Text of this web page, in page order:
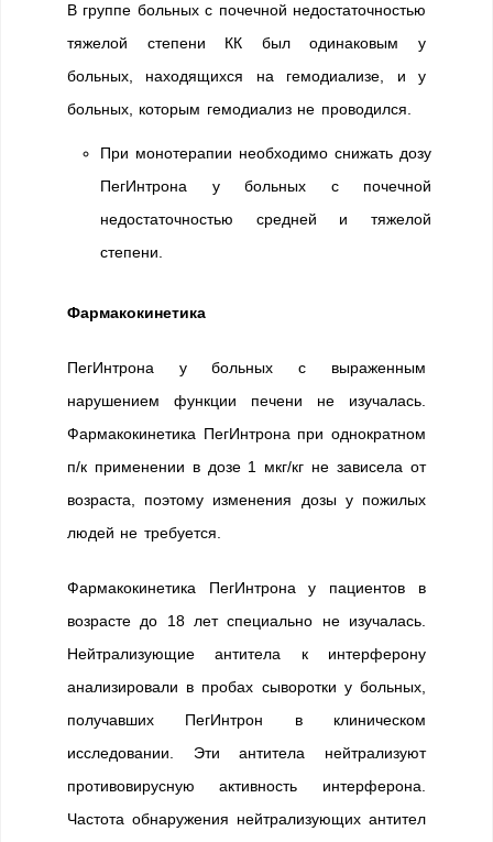
В группе больных с почечной недостаточностью
тяжелой степени КК был одинаковым у
больных, находящихся на гемодиализе, и у
больных, которым гемодиализ не проводился.
При монотерапии необходимо снижать дозу
ПегИнтрона у больных c почечной
недостаточностью средней и тяжелой
степени.
Фармакокинетика
ПегИнтрона у больных с выраженным
нарушением функции печени не изучалась.
Фармакокинетика ПегИнтрона при однократном
п/к применении в дозе 1 мкг/кг не зависела от
возраста, поэтому изменения дозы у пожилых
людей не требуется.
Фармакокинетика ПегИнтрона у пациентов в
возрасте до 18 лет специально не изучалась.
Нейтрализующие антитела к интерферону
анализировали в пробах сыворотки у больных,
получавших ПегИнтрон в клиническом
исследовании. Эти антитела нейтрализуют
противовирусную активность интерферона.
Частота обнаружения нейтрализующих антител